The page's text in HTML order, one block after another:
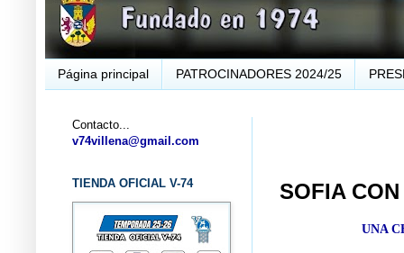
Página principal PATROCINADORES 2024/25
SOFIA
UNA
Contacto...
v74villena@gmail.com
TIENDA OFICIAL V-74